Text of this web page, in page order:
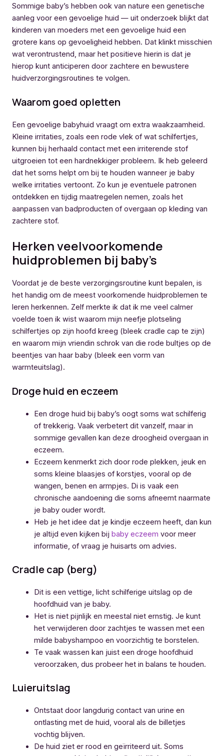
Sommige baby’s hebben ook van nature een genetische
aanleg voor een gevoelige huid — uit onderzoek blijkt dat
kinderen van moeders met een gevoelige huid een
grotere kans op gevoeligheid hebben. Dat klinkt misschien
wat verontrustend, maar het positieve hierin is dat je
hierop kunt anticiperen door zachtere en bewustere
huidverzorgingsroutines te volgen.
Waarom goed opletten
Een gevoelige babyhuid vraagt om extra waakzaamheid.
Kleine irritaties, zoals een rode vlek of wat schilfertjes,
kunnen bij herhaald contact met een irriterende stof
uitgroeien tot een hardnekkiger probleem. Ik heb geleerd
dat het soms helpt om bij te houden wanneer je baby
welke irritaties vertoont. Zo kun je eventuele patronen
ontdekken en tijdig maatregelen nemen, zoals het
aanpassen van badproducten of overgaan op kleding van
zachtere stof.
Herken veelvoorkomende
huidproblemen bij baby’s
Voordat je de beste verzorgingsroutine kunt bepalen, is
het handig om de meest voorkomende huidproblemen te
leren herkennen. Zelf merkte ik dat ik me veel calmer
voelde toen ik wist waarom mijn neefje plotseling
schilfertjes op zijn hoofd kreeg (bleek cradle cap te zijn)
en waarom mijn vriendin schrok van die rode bultjes op de
beentjes van haar baby (bleek een vorm van
warmteuitslag).
Droge huid en eczeem
Een droge huid bij baby’s oogt soms wat schilferig
of trekkerig. Vaak verbetert dit vanzelf, maar in
sommige gevallen kan deze droogheid overgaan in
eczeem.
Eczeem kenmerkt zich door rode plekken, jeuk en
soms kleine blaasjes of korstjes, vooral op de
wangen, benen en armpjes. Di is vaak een
chronische aandoening die soms afneemt naarmate
je baby ouder wordt.
Heb je het idee dat je kindje eczeem heeft, dan kun
je altijd even kijken bij baby eczeem voor meer
informatie, of vraag je huisarts om advies.
Cradle cap (berg)
Dit is een vettige, licht schilferige uitslag op de
hoofdhuid van je baby.
Het is niet pijnlijk en meestal niet ernstig. Je kunt
het verwijderen door zachtjes te wassen met een
milde babyshampoo en voorzichtig te borstelen.
Te vaak wassen kan juist een droge hoofdhuid
veroorzaken, dus probeer het in balans te houden.
Luieruitslag
Ontstaat door langdurig contact van urine en
ontlasting met de huid, vooral als de billetjes
vochtig blijven.
De huid ziet er rood en geïrriteerd uit. Soms